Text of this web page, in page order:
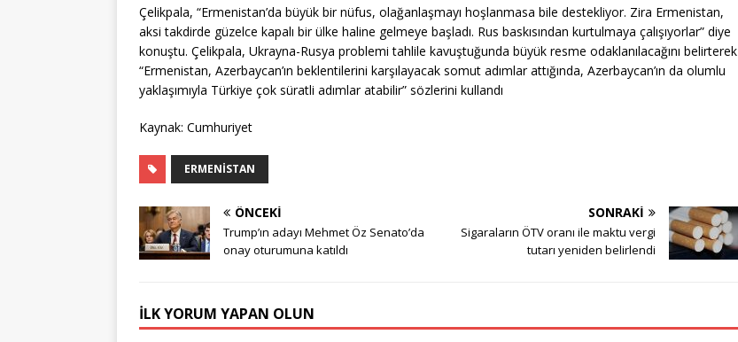
Çelikpala, “Ermenistan’da büyük bir nüfus, olağanlaşmayı hoşlanmasa bile destekliyor. Zira Ermenistan,
aksi takdirde güzelce kapalı bir ülke haline gelmeye başladı. Rus baskısından kurtulmaya çalışıyorlar” diye
konuştu. Çelikpala, Ukrayna-Rusya problemi tahlile kavuştuğunda büyük resme odaklanılacağını belirterek
“Ermenistan, Azerbaycan’ın beklentilerini karşılayacak somut adımlar attığında, Azerbaycan’ın da olumlu
yaklaşımıyla Türkiye çok süratli adımlar atabilir” sözlerini kullandı
Kaynak: Cumhuriyet
ERMENISTAN
ÖNCEKI
Trump’ın adayı Mehmet Öz Senato’da
onay oturumuna katıldı
SONRAKI
Sigaraların ÖTV oranı ile maktu vergi
tutarı yeniden belirlendi
İLK YORUM YAPAN OLUN